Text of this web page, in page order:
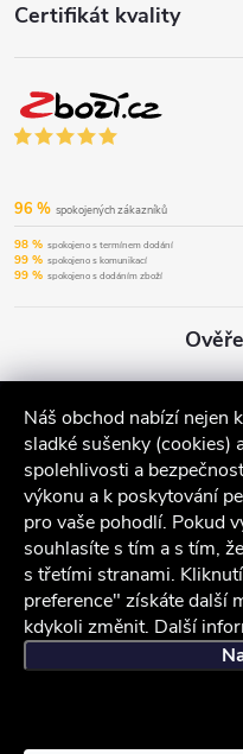
Náš obchod nabízí nejen
sladké sušenky (cookies)
spolehlivosti a
výkonu a k poskytování
pro vaše pohodlí. Pokud
souhlasíte s tím a s tím,
s třetími stranami.
preference" získáte další
kdykoli změnit. Další
Certifikát kvality
96 % spokojených zákazníků
98 % spokojeno s termínem dodání
99 % spokojeno s komunikací
99 % spokojeno s dodáním zboží
iocel.cz Obchodní